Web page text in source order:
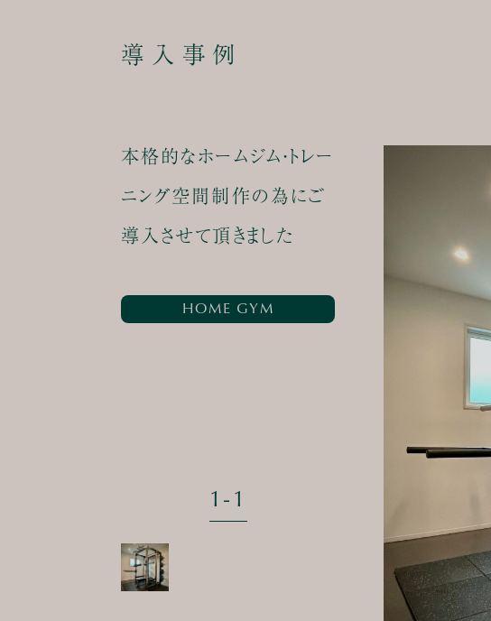
導入事例
本格的なホームジム・トレー
ニング空間制作の為にご
導入させて頂きました
HOME GYM
1 -1